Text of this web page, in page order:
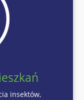
insektów,